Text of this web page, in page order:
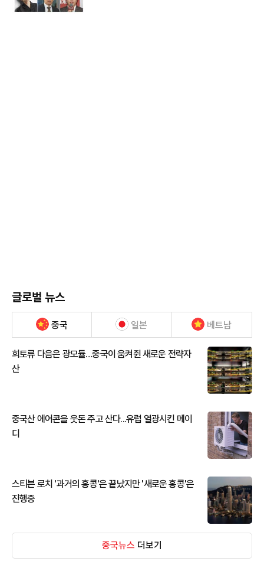
글로벌 뉴스
중국 일본 베트남
희토류 다음은 광모듈…중국이 움켜쥔 새로운 전략자
산
중국산 에어콘을 웃돈 주고 산다...유럽 열광시킨 메이
디
스티븐 로치 '과거의 홍콩'은 끝났지만 '새로운 홍콩'은
진행중
중국뉴스 더보기